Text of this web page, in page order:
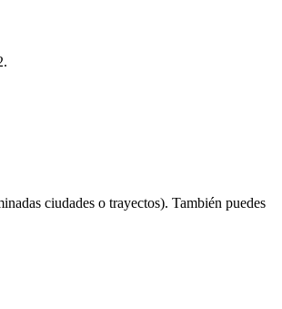
ciudades o trayectos). También puedes